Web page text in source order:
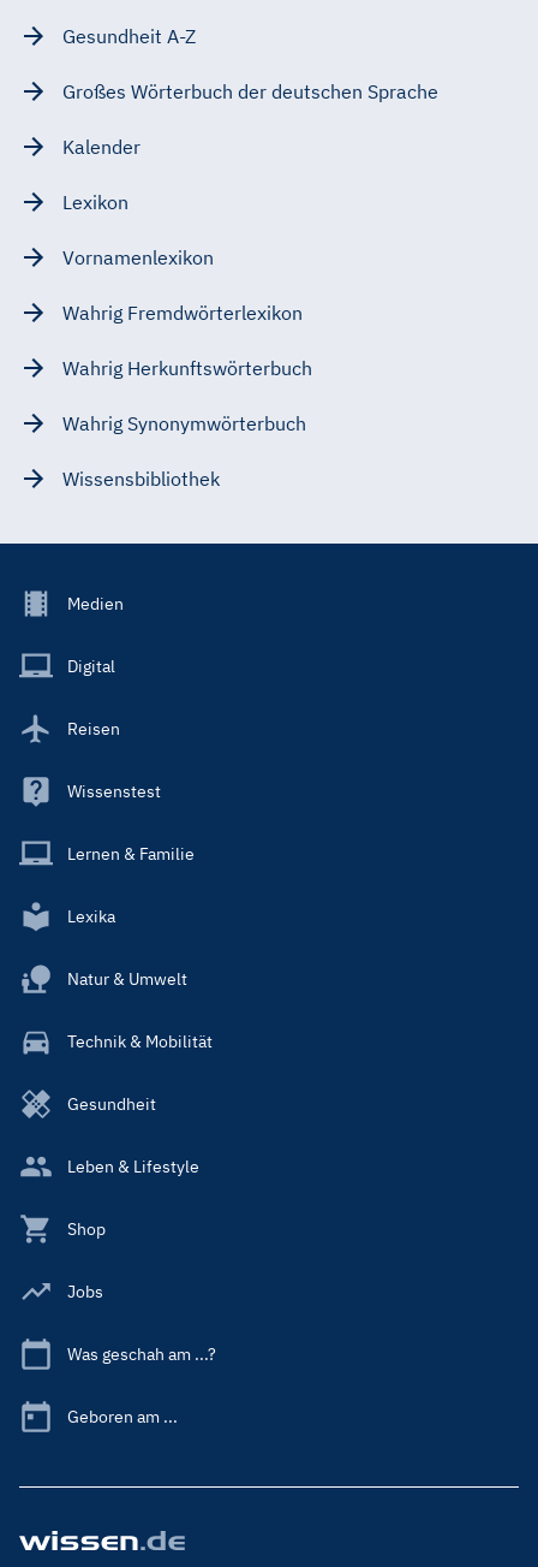
Gesundheit A-Z
Großes Wörterbuch der deutschen Sprache
Kalender
Lexikon
Vornamenlexikon
Wahrig Fremdwörterlexikon
Wahrig Herkunftswörterbuch
Wahrig Synonymwörterbuch
Wissensbibliothek
Footer
Main
Medien
Digital
Reisen
Wissenstest
Lernen & Familie
Lexika
Natur & Umwelt
Technik & Mobilität
Gesundheit
Leben & Lifestyle
Shop
Jobs
Was geschah am ...?
Geboren am ...